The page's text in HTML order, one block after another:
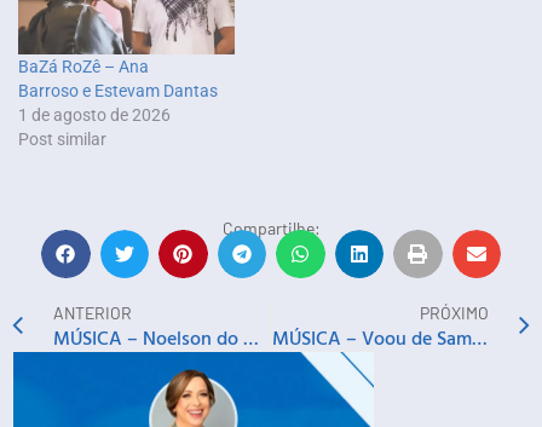
Compartilhe:
ANTERIOR
MÚSICA – Noelson do Cavaco, Samba Home e mais
PRÓXIMO
MÚSICA – Voou de Sambinha: Gelasamba e Jow
BaZá RoZê – Ana
Barroso e Estevam Dantas
1 de agosto de 2026
Post similar